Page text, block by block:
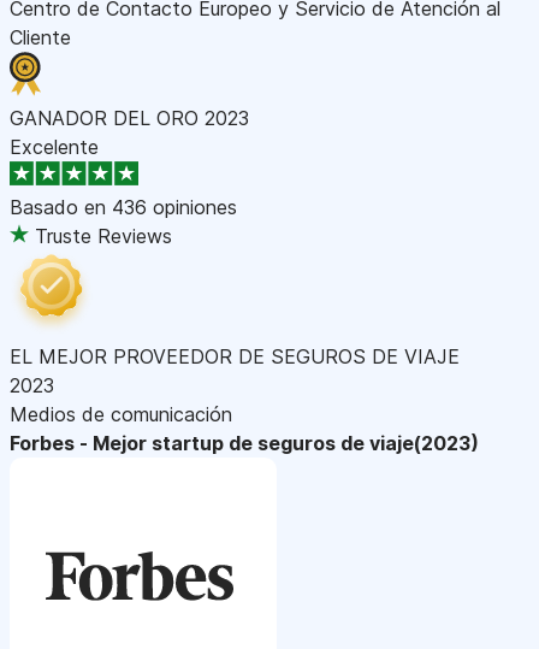
Centro de Contacto Europeo y Servicio de Atención al
Cliente
GANADOR DEL ORO 2023
Excelente
Basado en 436 opiniones
Truste Reviews
EL MEJOR PROVEEDOR DE SEGUROS DE VIAJE
2023
Medios de comunicación
Forbes - Mejor startup de seguros de viaje(2023)